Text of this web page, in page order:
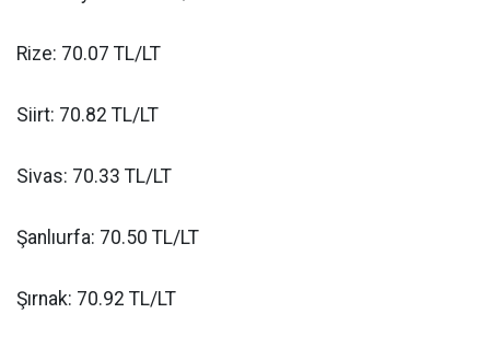
Rize: 70.07 TL/LT
Siirt: 70.82 TL/LT
Sivas: 70.33 TL/LT
Şanlıurfa: 70.50 TL/LT
Şırnak: 70.92 TL/LT